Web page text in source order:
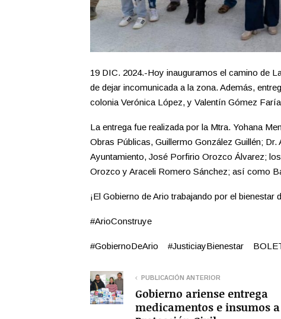
19 DIC. 2024.-Hoy inauguramos el camino de
de dejar incomunicada a la zona. Además,
colonia Verónica López, y Valentín Gómez
La entrega fue realizada por la Mtra. Yohana
Obras Públicas, Guillermo González Guillén;
Ayuntamiento, José Porfirio Orozco Álvarez;
Orozco y Araceli Romero Sánchez; así como
¡El Gobierno de Ario trabajando por el bienestar
#ArioConstruye
#GobiernoDeArio #JusticiayBienestar
PUBLICACIÓN ANTERIOR
Gobierno ariense entrega
medicamentos e insumos a